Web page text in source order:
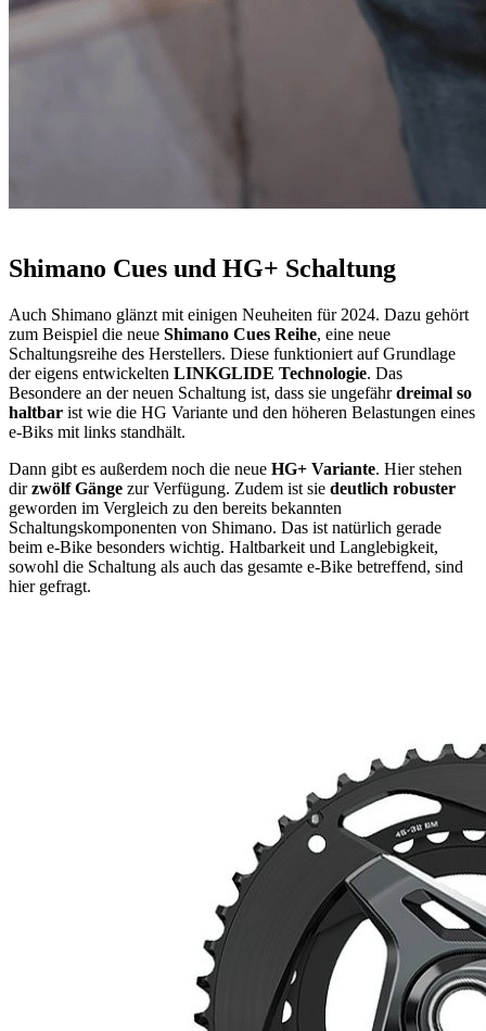
Shimano Cues und HG+ Schaltung
Auch Shimano glänzt mit einigen Neuheiten für 2024. Dazu gehört
zum Beispiel die neue Shimano Cues Reihe, eine neue
Schaltungsreihe des Herstellers. Diese funktioniert auf Grundlage
der eigens entwickelten LINKGLIDE Technologie. Das
Besondere an der neuen Schaltung ist, dass sie ungefährdreimal so
haltbar ist wie die HG Variante und den höheren Belastungen eines
e-Biks mit links standhält.
Dann gibt es außerdem noch die neue HG+ Variante. Hier stehen
dirzwölf Gänge zur Verfügung. Zudem ist sie deutlich robuster
geworden im Vergleich zu den bereits bekannten
Schaltungskomponenten von Shimano. Das ist natürlich gerade
beim e-Bike besonders wichtig. Haltbarkeit und Langlebigkeit,
sowohl die Schaltung als auch das gesamte e-Bike betreffend, sind
hier gefragt.